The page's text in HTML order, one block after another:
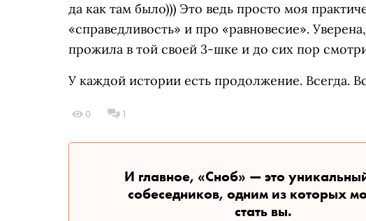
да как там было))) Это ведь просто моя
«справедливость» и про «равновесие».
прожила в той своей 3-шке и до сих пор
У каждой истории есть продолжение. Всегда.
0 1
И главное, «Сноб» — это
собеседников, одним из которых
стать вы.